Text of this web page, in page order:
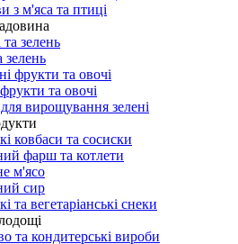
з м'яса та птиці
зелень
та овочі
вирощування зелені
ковбаси та сосиски
фарш та котлети
м'ясо
сир
та вегетаріанські снеки